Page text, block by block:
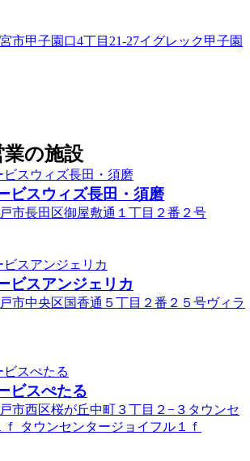
市甲子園口4丁目21-27イグレック甲子園
の施設
ビスウィズ長田・須磨
市長田区御屋敷通１丁目２番２号
ビスアンジェリカ
市中央区国香通５丁目２番２５号ヴィラ
ビスぺたる
市西区桜が丘中町３丁目２−３タウンセ
タウンセンタージョイフル１ｆ